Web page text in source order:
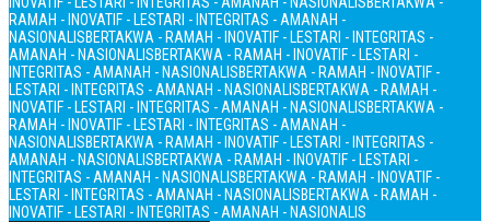
RAMAH - INOVATIF - LESTARI - INTEGRITAS - AMANAH -
NASIONALISBERTAKWA - RAMAH - INOVATIF - LESTARI - INTEGRITAS -
AMANAH - NASIONALISBERTAKWA - RAMAH - INOVATIF - LESTARI -
INTEGRITAS - AMANAH - NASIONALISBERTAKWA - RAMAH - INOVATIF -
LESTARI - INTEGRITAS - AMANAH - NASIONALISBERTAKWA - RAMAH -
INOVATIF - LESTARI - INTEGRITAS - AMANAH - NASIONALISBERTAKWA -
RAMAH - INOVATIF - LESTARI - INTEGRITAS - AMANAH -
NASIONALISBERTAKWA - RAMAH - INOVATIF - LESTARI - INTEGRITAS -
AMANAH - NASIONALISBERTAKWA - RAMAH - INOVATIF - LESTARI -
INTEGRITAS - AMANAH - NASIONALISBERTAKWA - RAMAH - INOVATIF -
LESTARI - INTEGRITAS - AMANAH - NASIONALISBERTAKWA - RAMAH -
INOVATIF - LESTARI - INTEGRITAS - AMANAH - NASIONALIS